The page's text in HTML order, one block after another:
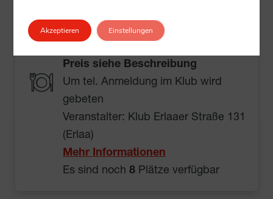
1230 Wien
Preis siehe Beschreibung
Um tel. Anmeldung im Klub wird
gebeten
Veranstalter: Klub Erlaaer Straße 131
(Erlaa)
Mehr Informationen
Es sind noch 8 Plätze verfügbar
Akzeptieren Einstellungen